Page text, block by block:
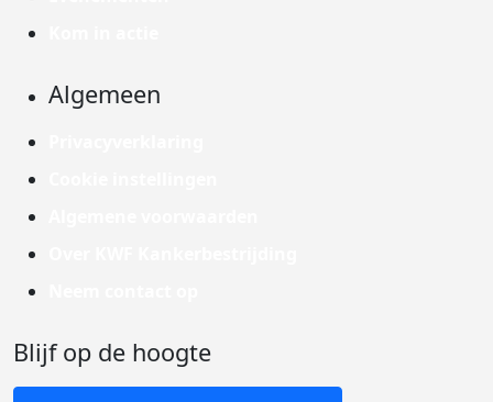
Algemeen
Blijf op de hoogte